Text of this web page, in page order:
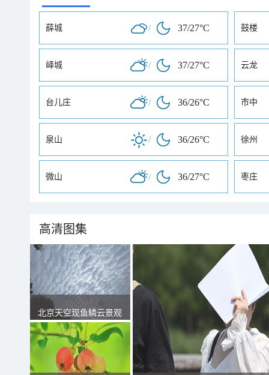
薛城 / 37/27°C 鼓楼
峄城 / 37/27°C 云龙
台儿庄 / 36/26°C 市中
泉山 / 36/26°C 徐州
微山 / 36/27°C 枣庄
高清图集
北京天空现鱼鳞云景观